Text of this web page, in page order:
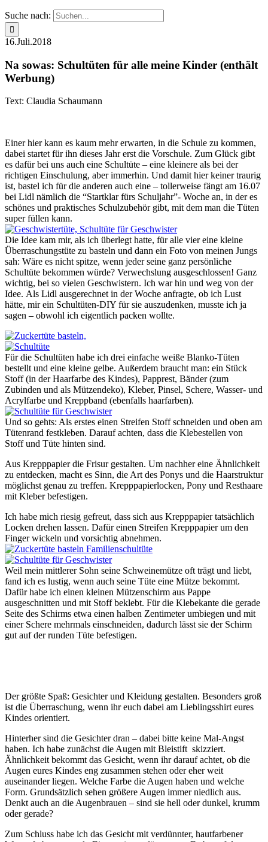
Suche nach:
16.Juli.2018
Na sowas: Schultüten für alle meine Kinder (enthält
Werbung)
Text: Claudia Schaumann
Einer hier kann es kaum mehr erwarten, in die Schule zu kommen,
dabei startet für ihn dieses Jahr erst die Vorschule. Zum Glück gibt
es dafür bei uns auch eine Schultüte – eine kleinere als bei der
richtigen Einschulung, aber immerhin. Und damit hier keiner traurig
ist, bastel ich für die anderen auch eine – tollerweise fängt am 16.07
bei Lidl nämlich die “Startklar fürs Schuljahr”- Woche an, in der es
schönes und praktisches Schulzubehör gibt, mit dem man die Tüten
super füllen kann.
Die Idee kam mir, als ich überlegt hatte, für alle vier eine kleine
Überraschungstüte zu basteln und dann ein Foto von meinen Jungs
sah: Wäre es nicht spitze, wenn jeder seine ganz persönliche
Schultüte bekommen würde? Verwechslung ausgeschlossen! Ganz
wichtig, bei so vielen Geschwistern. Ich war hin und weg von der
Idee. Als Lidl ausgerechnet in der Woche anfragte, ob ich Lust
hätte, mir ein Schultüten-DIY für sie auszudenken, musste ich ja
sagen – obwohl ich eigentlich packen wollte.
Für die Schultüten habe ich drei einfache weiße Blanko-Tüten
bestellt und eine kleine gelbe. Außerdem braucht man: ein Stück
Stoff (in der Haarfarbe des Kindes), Papprest, Bänder (zum
Zubinden und als Mützendeko), Kleber, Pinsel, Schere, Wasser- und
Acrylfarbe und Kreppband (ebenfalls haarfarben).
Und so gehts: Als erstes einen Streifen Stoff schneiden und oben am
Tütenrand festkleben. Darauf achten, dass die Klebestellen von
Stoff und Tüte hinten sind.
Aus Krepppapier die Frisur gestalten. Um nachher eine Ähnlichkeit
zu entdecken, macht es Sinn, die Art des Ponys und die Haarstruktur
möglichst genau zu treffen. Krepppapierlocken, Pony und Resthaare
mit Kleber befestigen.
Ich habe mich riesig gefreut, dass sich aus Krepppapier tatsächlich
Locken drehen lassen. Dafür einen Streifen Krepppapier um den
Finger wickeln und vorsichtig abnehmen.
Weil mein mittlerer Sohn seine Schweinemütze oft trägt und liebt,
fand ich es lustig, wenn auch seine Tüte eine Mütze bekommt.
Dafür habe ich einen kleinen Mützenschirm aus Pappe
ausgeschnitten und mit Stoff beklebt. Für die Klebekante die gerade
Seite des Schirms etwa einen halben Zentimeter umbiegen und mit
einer Schere mehrmals einschneiden, dadurch lässt sie der Schirm
gut auf der runden Tüte befestigen.
Der größte Spaß: Gesichter und Kleidung gestalten. Besonders groß
ist die Überraschung, wenn ihr euch dabei am Lieblingsshirt eures
Kindes orientiert.
Hinterher sind die Gesichter dran – dabei bitte keine Mal-Angst
haben. Ich habe zunächst die Augen mit Bleistift skizziert.
Ähnlichkeit bekommt das Gesicht, wenn ihr darauf achtet, ob die
Augen eures Kindes eng zusammen stehen oder eher weit
auseinander liegen. Welche Farbe die Augen haben und welche
Form. Grundsätzlich sehen größere Augen immer niedlich aus.
Denkt auch an die Augenbrauen – sind sie hell oder dunkel, krumm
oder gerade?
Zum Schluss habe ich das Gesicht mit verdünnter, hautfarbener